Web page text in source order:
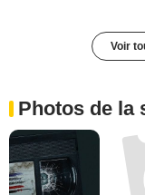
Voir
Photos de la